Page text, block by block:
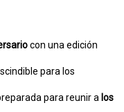
con una edición
para los
para reunir a los